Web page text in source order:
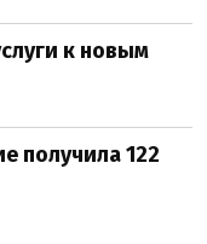
к новым
получила 122